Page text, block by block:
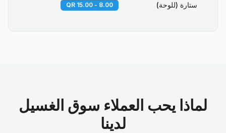
ستارة (للوحة) 8.00 - 15.00 QR
لماذا يحب العملاء سوق الغسيل
لدينا